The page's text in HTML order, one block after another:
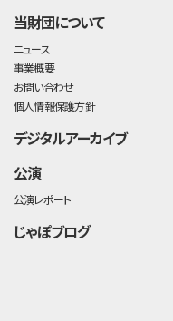
当財団について
ニュース
事業概要
お問い合わせ
個人情報保護方針
デジタルアーカイブ
公演
公演レポート
じゃぽブログ